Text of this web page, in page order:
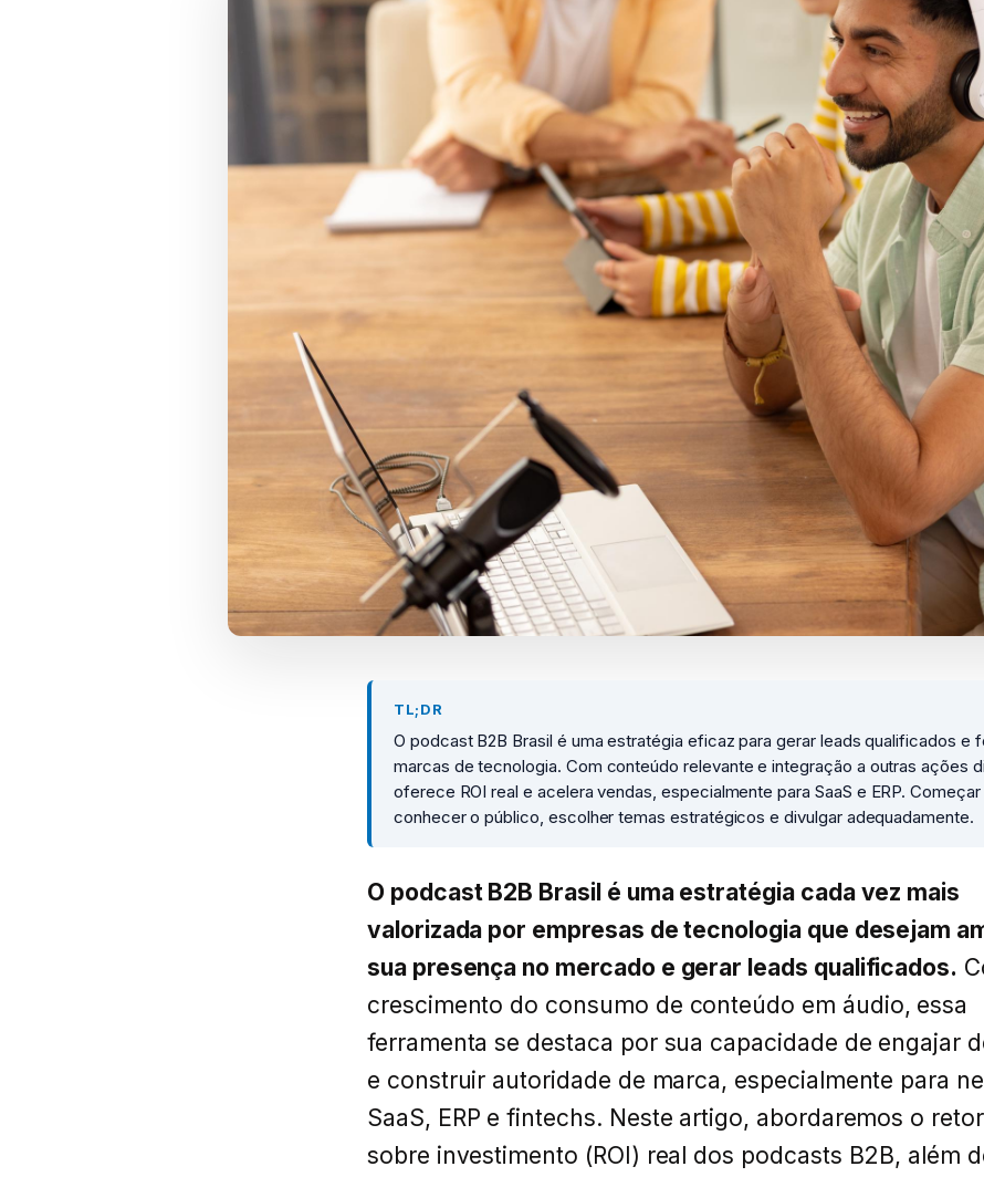
TL;DR
O podcast B2B Brasil é uma estratégia eficaz para gerar leads qualificados e
marcas de tecnologia. Com conteúdo relevante e integração a outras ações
oferece ROI real e acelera vendas, especialmente para SaaS e ERP.
conhecer o público, escolher temas estratégicos e divulgar adequadamente.
O podcast B2B Brasil é uma estratégia cada vez mais
valorizada por empresas de tecnologia que desejam
sua presença no mercado e gerar leads qualificados.
crescimento do consumo de conteúdo em áudio, essa
ferramenta se destaca por sua capacidade de engajar
e construir autoridade de marca, especialmente para
SaaS, ERP e fintechs. Neste artigo, abordaremos o
sobre investimento (ROI) real dos podcasts B2B, além